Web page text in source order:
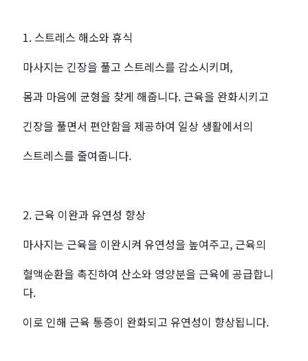
전
국
마
사
최
저
가
예
1. 스트레스 해소와 휴식
마사지는 긴장을 풀고 스트레스를 감소시키며,
몸과 마음에 균형을 찾게 해줍니다. 근육을 완화시키고
긴장을 풀면서 편안함을 제공하여 일상 생활에서의
스트레스를 줄여줍니다.
2. 근육 이완과 유연성 향상
마사지는 근육을 이완시켜 유연성을 높여주고, 근육의
혈액순환을 촉진하여 산소와 영양분을 근육에 공급합니
다.
이로 인해 근육 통증이 완화되고 유연성이 향상됩니다.